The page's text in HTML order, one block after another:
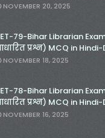
NOVEMBER 20, 2025
79-Bihar Librarian
प्रश्न) MCQ in
NOVEMBER 18, 2025
78-Bihar Librarian
प्रश्न) MCQ in
NOVEMBER 16, 2025